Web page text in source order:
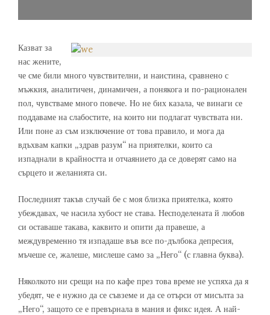
Казват за
нас жените,
че сме били много чувствителни, и наистина, сравнено с
мъжкия, аналитичен, динамичен, а понякога и по-рационален
пол, чувстваме много повече. Но не бих казала, че винаги се
поддаваме на слабостите, на които ни подлагат чувствата ни.
Или поне аз съм изключение от това правило, и мога да
вдъхвам капки „здрав разум“ на приятелки, които са
изпаднали в крайността и отчаянието да се доверят само на
сърцето и желанията си.
Последният такъв случай бе с моя близка приятелка, която
убеждавах, че насила хубост не става. Несподелената й любов
си оставаше такава, каквито и опити да правеше, а
междувременно тя изпадаше във все по-дълбока депресия,
мъчеше се, жалеше, мислеше само за „Него“ (с главна буква).
Няколкото ни срещи на по кафе през това време не успяха да я
убедят, че е нужно да се съвземе и да се отърси от мисълта за
„Него“, защото се е превърнала в мания и фикс идея. А най-